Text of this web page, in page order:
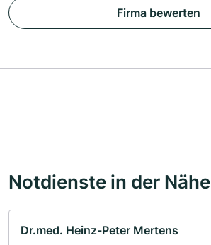
Firma bewerten
Notdienste in der Nähe
Dr.med. Heinz-Peter Mertens